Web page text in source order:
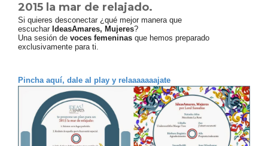
2015 la mar de relajado.
Si quieres desconectar ¿qué mejor manera que
escuchar IdeasAmares, Mujeres?
Una sesión de voces femeninas que hemos preparado
exclusivamente para ti.
Pincha aquí, dale al play y relaaaaaaajate